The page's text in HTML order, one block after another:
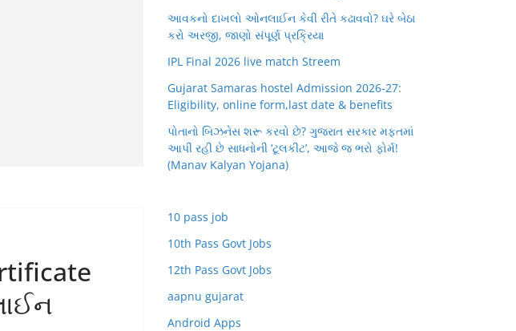
આવકનો દાખલો ઓનલાઈન કેવી રીતે કઢાવવો? ઘરે બેઠા
કરો અરજી, જાણો સંપૂર્ણ પ્રક્રિયા
IPL Final 2026 live match Streem
Gujarat Samaras hostel Admission 2026-27:
Eligibility, online form,last date & benefits
પોતાનો બિઝનેસ શરૂ કરવો છે? ગુજરાત સરકાર મફતમાં
આપી રહી છે સાધનોની ‘ટૂલકીટ’, આજે જ ભરો ફોર્મ!
(Manav Kalyan Yojana)
10 pass job
10th Pass Govt Jobs
12th Pass Govt Jobs
aapnu gujarat
Android Apps